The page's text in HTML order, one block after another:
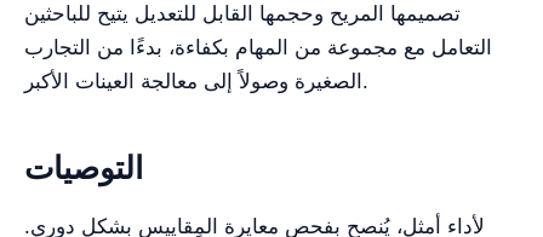
تصميمها المريح وحجمها القابل للتعديل يتيح للباحثين
التعامل مع مجموعة من المهام بكفاءة، بدءًا من التجارب
الصغيرة وصولاً إلى معالجة العينات الأكبر.
التوصيات
لأداء أمثل، يُنصح بفحص معايرة المِقاييس بشكل دوري.